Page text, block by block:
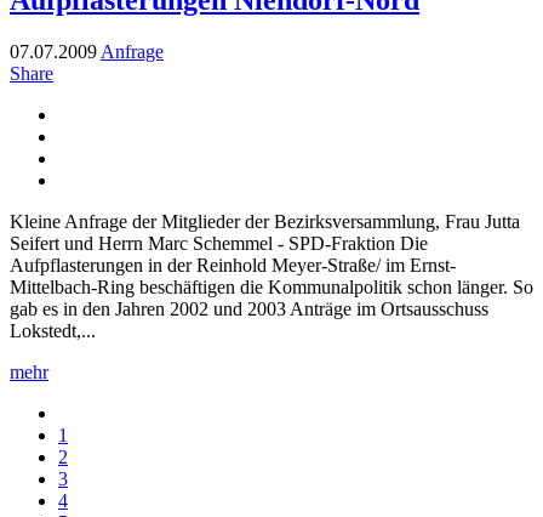
07.07.2009 Anfrage
Share
Kleine Anfrage der Mitglieder der Bezirksversammlung, Frau Jutta
Seifert und Herrn Marc Schemmel - SPD-Fraktion Die
Aufpflasterungen in der Reinhold Meyer-Straße/ im Ernst-
Mittelbach-Ring beschäftigen die Kommunalpolitik schon länger. So
gab es in den Jahren 2002 und 2003 Anträge im Ortsausschuss
Lokstedt,...
mehr
1
2
3
4